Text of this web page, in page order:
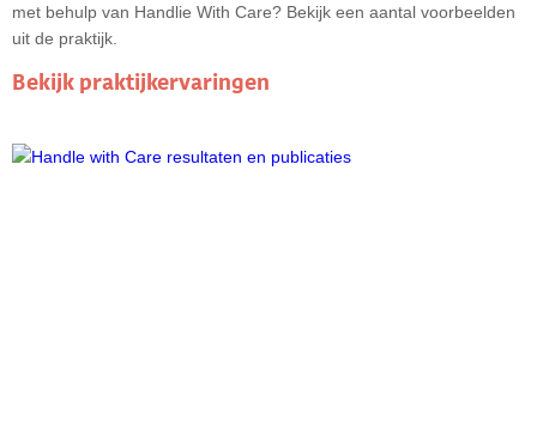
met behulp van Handlie With Care? Bekijk een aantal voorbeelden
uit de praktijk.
Bekijk praktijkervaringen